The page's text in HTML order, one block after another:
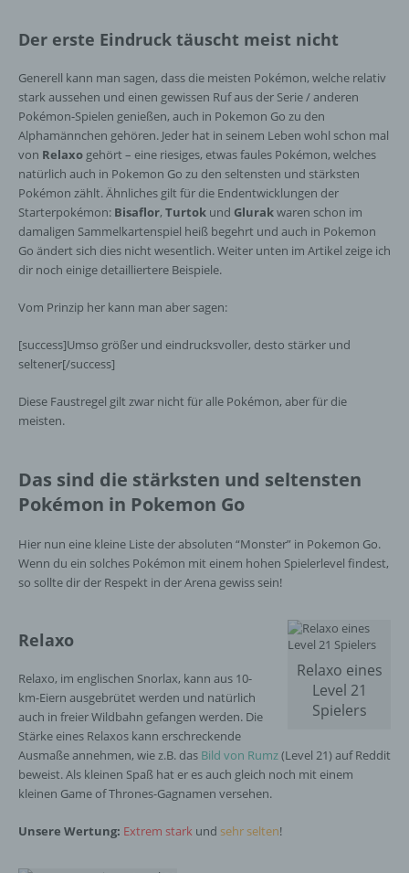
Der erste Eindruck täuscht meist nicht
Generell kann man sagen, dass die meisten Pokémon, welche relativ
stark aussehen und einen gewissen Ruf aus der Serie / anderen
Pokémon-Spielen genießen, auch in Pokemon Go zu den
Alphamännchen gehören. Jeder hat in seinem Leben wohl schon mal
von Relaxo gehört – eine riesiges, etwas faules Pokémon, welches
natürlich auch in Pokemon Go zu den seltensten und stärksten
Pokémon zählt. Ähnliches gilt für die Endentwicklungen der
Starterpokémon: Bisaflor, Turtok und Glurakwaren schon im
damaligen Sammelkartenspiel heiß begehrt und auch in Pokemon
Go ändert sich dies nicht wesentlich. Weiter unten im Artikel zeige ich
dir noch einige detailliertere Beispiele.
Vom Prinzip her kann man aber sagen:
[success]Umso größer und eindrucksvoller, desto stärker und
seltener[/success]
Diese Faustregel gilt zwar nicht für alle Pokémon, aber für die
meisten.
Das sind die stärksten und seltensten
Pokémon in Pokemon Go
Hier nun eine kleine Liste der absoluten “Monster” in Pokemon Go.
Wenn du ein solches Pokémon mit einem hohen Spielerlevel findest,
so sollte dir der Respekt in der Arena gewiss sein!
Relaxo eines
Level 21
Spielers
Relaxo
Relaxo, im englischen Snorlax, kann aus 10-
km-Eiern ausgebrütet werden und natürlich
auch in freier Wildbahn gefangen werden. Die
Stärke eines Relaxos kann erschreckende
Ausmaße annehmen, wie z.B. das Bild von Rumz(Level 21) auf Reddit
beweist. Als kleinen Spaß hat er es auch gleich noch mit einem
kleinen Game of Thrones-Gagnamen versehen.
Unsere Wertung: Extrem stark und sehr selten!